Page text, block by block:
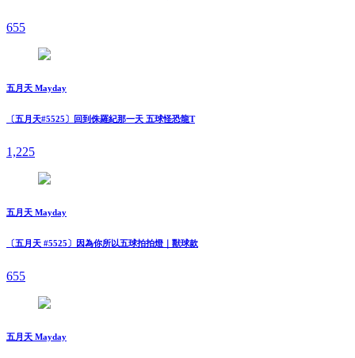
655
五月天 Mayday
〔五月天#5525〕回到侏羅紀那一天 五球怪恐龍T
1,225
五月天 Mayday
〔五月天 #5525〕因為你所以五球拍拍燈｜獸球款
655
五月天 Mayday